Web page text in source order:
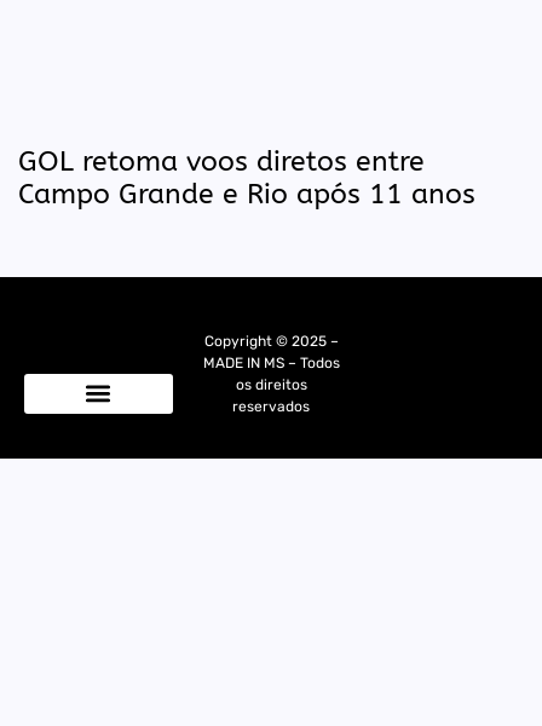
GOL retoma voos diretos entre
Campo Grande e Rio após 11 anos
Copyright © 2025 –
MADE IN MS – Todos
os direitos
reservados